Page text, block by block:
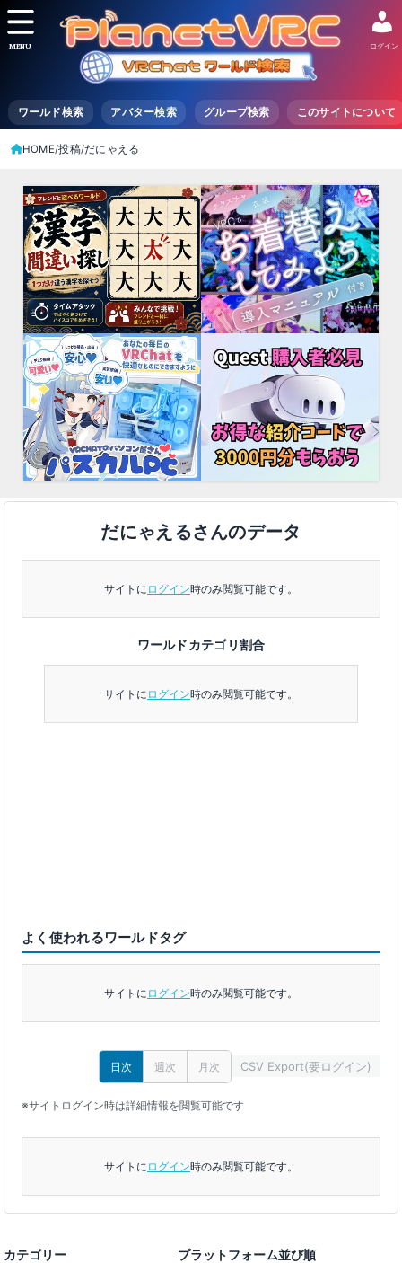
ワールド検索 アバター検索 グループ検索 このサイトについて
ログイン
MENU
HOME 投稿 だにゃえる
だにゃえるさんのデータ
サイトに ログイン時のみ閲覧可能です。
ワールドカテゴリ割合
サイトに ログイン時のみ閲覧可能です。
よく使われるワールドタグ
サイトに ログイン時のみ閲覧可能です。
日次 週次 月次 CSV Export(要ログイン)
※サイトログイン時は詳細情報を閲覧可能です
サイトに ログイン時のみ閲覧可能です。
カテゴリー プラットフォーム並び順